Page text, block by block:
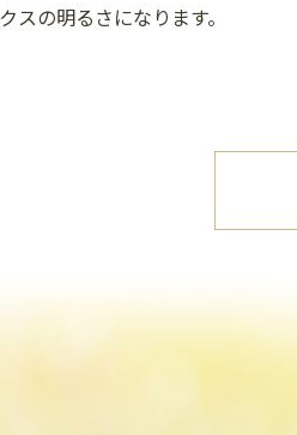
クスの明るさになります。